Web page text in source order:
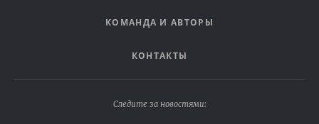
КОМАНДА И АВТОРЫ
КОНТАКТЫ
Следите за новостями: